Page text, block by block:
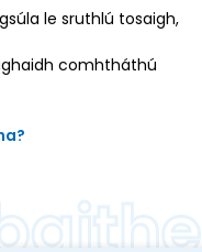
le sruthlú tosaigh,
comhtháthú